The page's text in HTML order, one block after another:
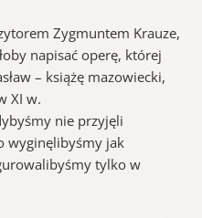
Zygmuntem Krauze,
napisać operę, której
– książę mazowiecki,
XI w.
nie przyjęli
wyginęlibyśmy jak
tylko w